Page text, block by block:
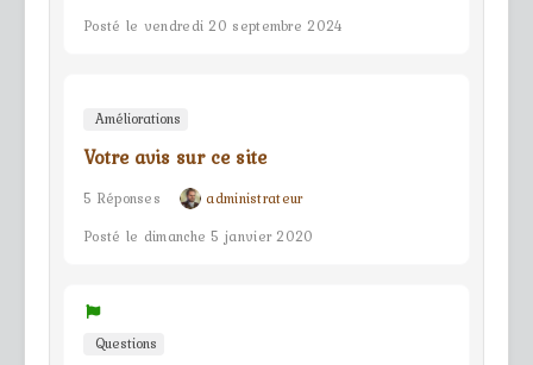
Posté le vendredi 20 septembre 2024
Améliorations
Votre avis sur ce site
5 Réponses
administrateur
Posté le dimanche 5 janvier 2020
Questions